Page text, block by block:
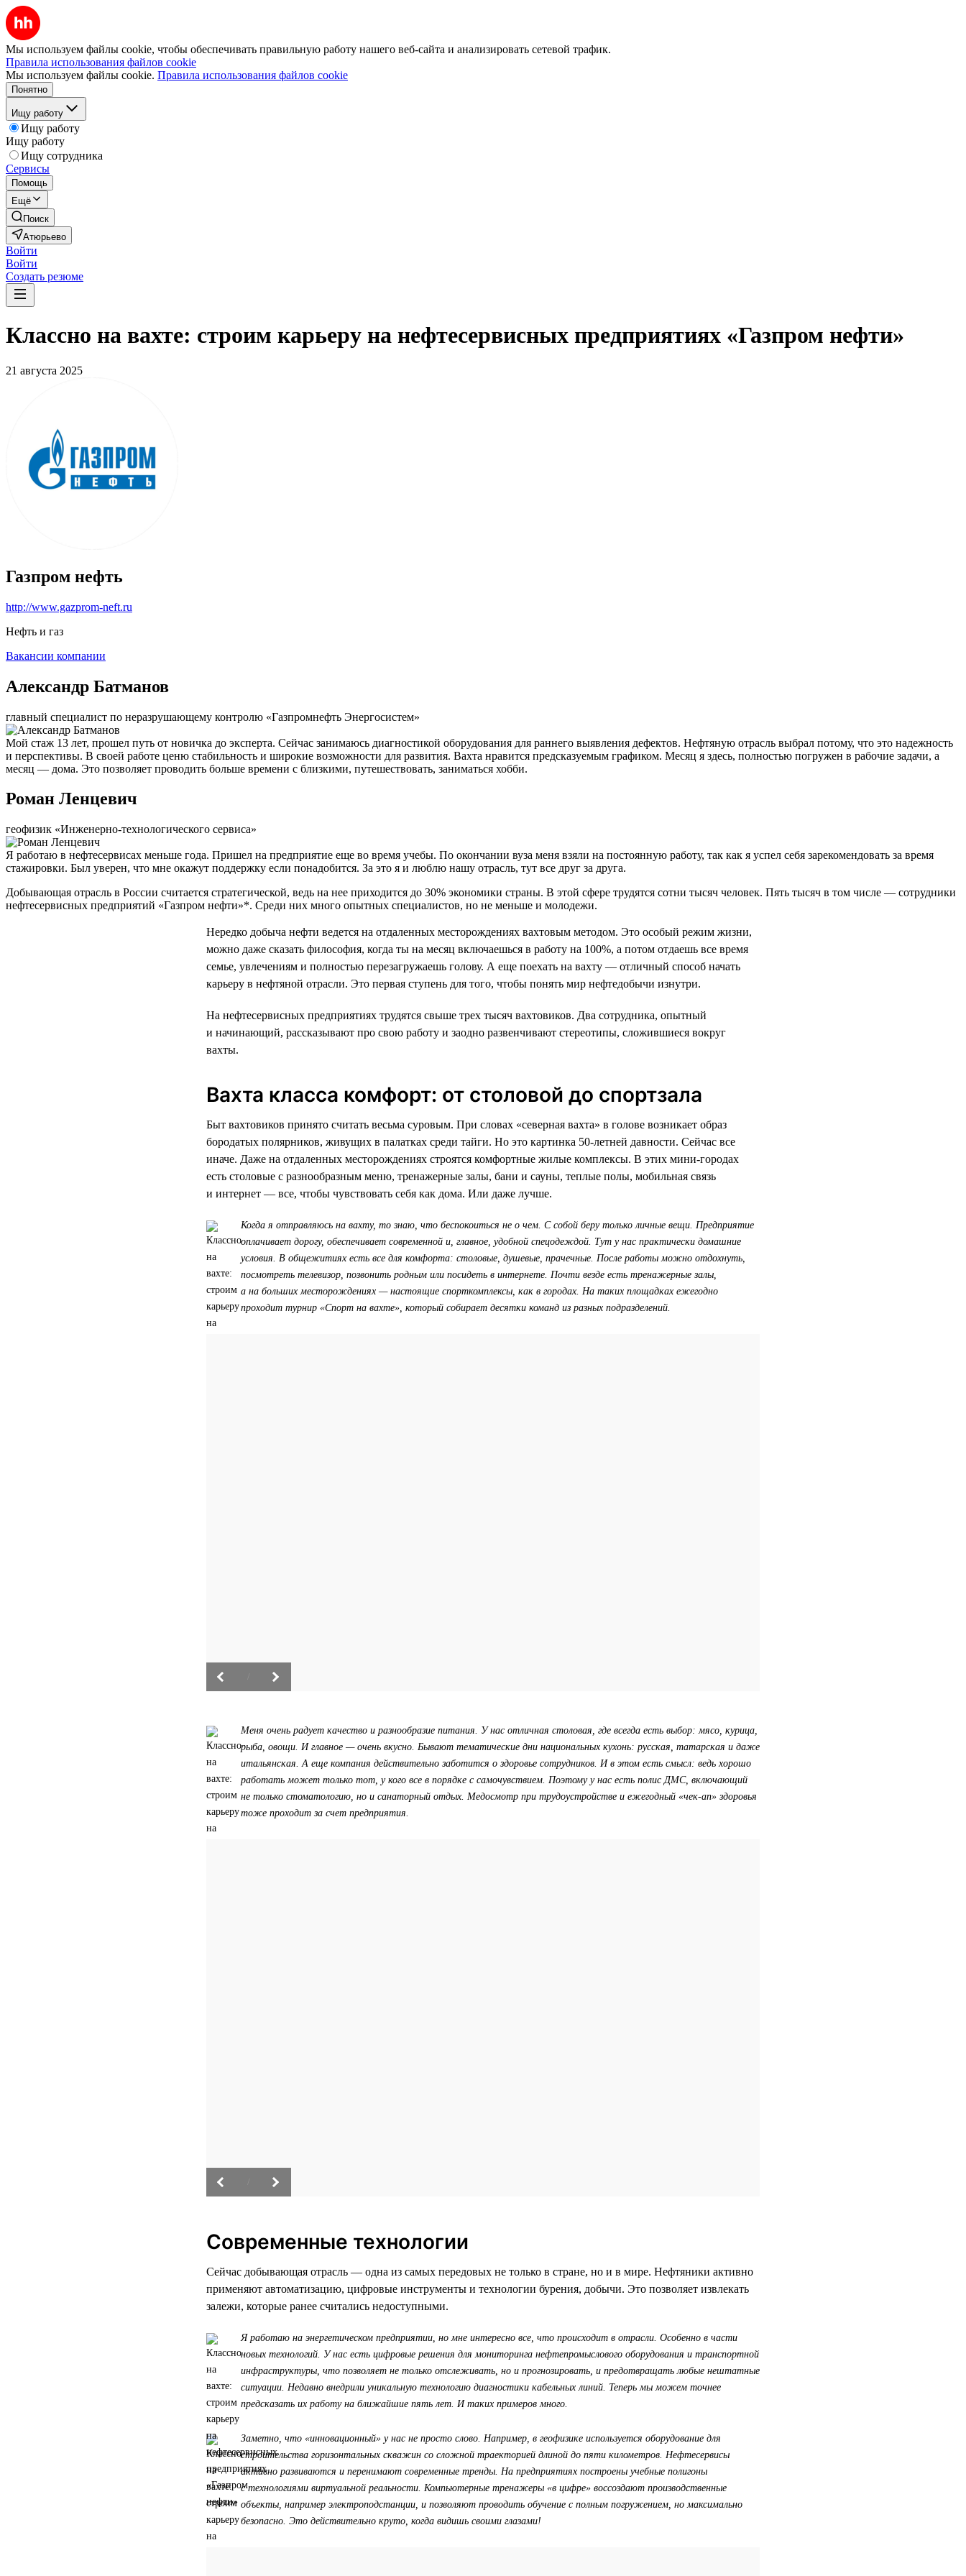
Мы используем файлы cookie, чтобы обеспечивать правильную работу нашего веб-сайта и анализировать сетевой трафик.
Правила использования файлов cookie
Мы используем файлы cookie. Правила использования файлов cookie
Понятно
Ищу работу
Ищу работу
Ищу работу
Ищу сотрудника
Сервисы
Помощь
Ещё
Поиск
Атюрьево
Войти
Войти
Создать резюме
Классно на вахте: строим карьеру на нефтесервисных предприятиях «Газпром нефти»
21 августа 2025
Газпром нефть
http://www.gazprom-neft.ru
Нефть и газ
Вакансии компании
Александр Батманов
главный специалист по неразрушающему контролю «Газпромнефть Энергосистем»
Мой стаж 13 лет, прошел путь от новичка до эксперта. Сейчас занимаюсь диагностикой оборудования для раннего выявления дефектов. Нефтяную отрасль выбрал потому, что это надежность
и перспективы. В своей работе ценю стабильность и широкие возможности для развития. Вахта нравится предсказуемым графиком. Месяц я здесь, полностью погружен в рабочие задачи, а
месяц — дома. Это позволяет проводить больше времени с близкими, путешествовать, заниматься хобби.
Роман Ленцевич
геофизик «Инженерно-технологического сервиса»
Я работаю в нефтесервисах меньше года. Пришел на предприятие еще во время учебы. По окончании вуза меня взяли на постоянную работу, так как я успел себя зарекомендовать за время
стажировки. Был уверен, что мне окажут поддержку если понадобится. За это я и люблю нашу отрасль, тут все друг за друга.
Добывающая отрасль в России считается стратегической, ведь на нее приходится до 30% экономики страны. В этой сфере трудятся сотни тысяч человек. Пять тысяч в том числе — сотрудники
нефтесервисных предприятий «Газпром нефти»*. Среди них много опытных специалистов, но не меньше и молодежи.
Нередко добыча нефти ведется на отдаленных месторождениях вахтовым методом. Это особый режим жизни,
можно даже сказать философия, когда ты на месяц включаешься в работу на 100%, а потом отдаешь все время
семье, увлечениям и полностью перезагружаешь голову. А еще поехать на вахту — отличный способ начать
карьеру в нефтяной отрасли. Это первая ступень для того, чтобы понять мир нефтедобычи изнутри.
На нефтесервисных предприятиях трудятся свыше трех тысяч вахтовиков. Два сотрудника, опытный
и начинающий, рассказывают про свою работу и заодно развенчивают стереотипы, сложившиеся вокруг
вахты.
Вахта класса комфорт: от столовой до спортзала
Быт вахтовиков принято считать весьма суровым. При словах «северная вахта» в голове возникает образ
бородатых полярников, живущих в палатках среди тайги. Но это картинка 50-летней давности. Сейчас все
иначе. Даже на отдаленных месторождениях строятся комфортные жилые комплексы. В этих мини-городах
есть столовые с разнообразным меню, тренажерные залы, бани и сауны, теплые полы, мобильная связь
и интернет — все, чтобы чувствовать себя как дома. Или даже лучше.
Когда я отправляюсь на вахту, то знаю, что беспокоиться не о чем. С собой беру только личные вещи. Предприятие
оплачивает дорогу, обеспечивает современной и, главное, удобной спецодеждой. Тут у нас практически домашние
условия. В общежитиях есть все для комфорта: столовые, душевые, прачечные. После работы можно отдохнуть,
посмотреть телевизор, позвонить родным или посидеть в интернете. Почти везде есть тренажерные залы,
а на больших месторождениях — настоящие спорткомплексы, как в городах. На таких площадках ежегодно
проходит турнир «Спорт на вахте», который собирает десятки команд из разных подразделений.
Меня очень радует качество и разнообразие питания. У нас отличная столовая, где всегда есть выбор: мясо, курица,
рыба, овощи. И главное — очень вкусно. Бывают тематические дни национальных кухонь: русская, татарская и даже
итальянская. А еще компания действительно заботится о здоровье сотрудников. И в этом есть смысл: ведь хорошо
работать может только тот, у кого все в порядке с самочувствием. Поэтому у нас есть полис ДМС, включающий
не только стоматологию, но и санаторный отдых. Медосмотр при трудоустройстве и ежегодный «чек-ап» здоровья
тоже проходит за счет предприятия.
Современные технологии
Сейчас добывающая отрасль — одна из самых передовых не только в стране, но и в мире. Нефтяники активно
применяют автоматизацию, цифровые инструменты и технологии бурения, добычи. Это позволяет извлекать
залежи, которые ранее считались недоступными.
Я работаю на энергетическом предприятии, но мне интересно все, что происходит в отрасли. Особенно в части
новых технологий. У нас есть цифровые решения для мониторинга нефтепромыслового оборудования и транспортной
инфраструктуры, что позволяет не только отслеживать, но и прогнозировать, и предотвращать любые нештатные
ситуации. Недавно внедрили уникальную технологию диагностики кабельных линий. Теперь мы можем точнее
предсказать их работу на ближайшие пять лет. И таких примеров много.
Заметно, что «инновационный» у нас не просто слово. Например, в геофизике используется оборудование для
строительства горизонтальных скважин со сложной траекторией длиной до пяти километров. Нефтесервисы
активно развиваются и перенимают современные тренды. На предприятиях построены учебные полигоны
с технологиями виртуальной реальности. Компьютерные тренажеры «в цифре» воссоздают производственные
объекты, например электроподстанции, и позволяют проводить обучение с полным погружением, но максимально
безопасно. Это действительно круто, когда видишь своими глазами!